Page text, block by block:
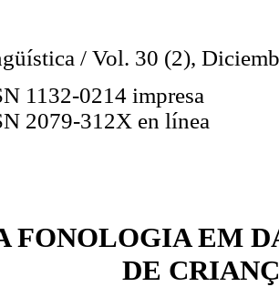
/ Vol. 30 (2),
1132-0214 impresa
2079-312X en línea
FONOLOGIA EM
DE